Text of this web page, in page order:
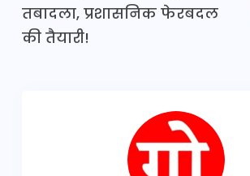
तबादला, प्रशासनिक फेरबदल
की तैयारी!